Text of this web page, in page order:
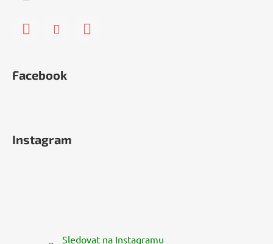
Facebook
Instagram
Sledovat na Instagramu